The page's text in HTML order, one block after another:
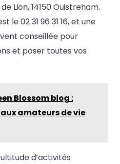
Lion, 14150 Ouistreham.
le 02 31 96 31 16, et une
conseillée pour
et poser toutes vos
Blossom blog :
amateurs de vie
d’activités